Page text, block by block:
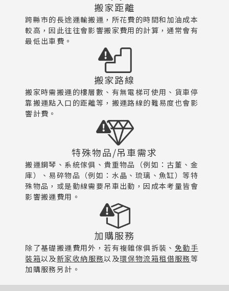
搬家距離
跨縣市的長途運輸搬運，所花費的時間和加油成本
較高，因此往往會影響搬家費用的計算，通常會有
最低出車費。
搬家路線
搬家時需搬運的樓層數、有無電梯可使用、貨車停
靠搬運點入口的距離等，搬運路線的難易度也會影
響計費。
特殊物品/吊車需求
搬運鋼琴、系統傢俱、貴重物品（例如：古董、金
庫）、易碎物品（例如：水晶、琉璃、魚缸）等特
殊物品，或是動線需要吊車出動，因成本考量皆會
影響搬運費用。
加購服務
除了基礎搬運費用外，若有複雜傢俱拆裝、 免動手
裝箱以及新家收納服務以及環保物流箱租借服務等
加購服務另計。